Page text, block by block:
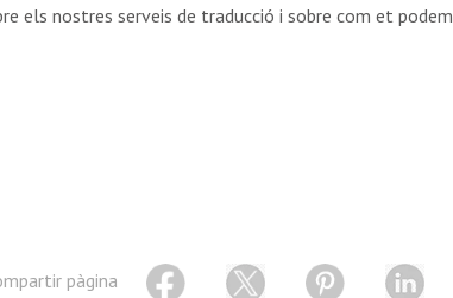
els nostres serveis de traducció i sobre com et podem
pàgina